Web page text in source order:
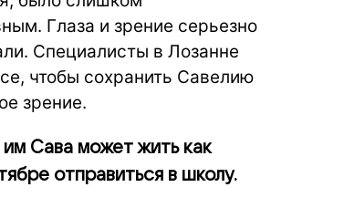
Глаза и зрение серьезно
Специалисты в Лозанне
чтобы сохранить Савелию
зрение.
Сава может жить как
отправиться в школу.